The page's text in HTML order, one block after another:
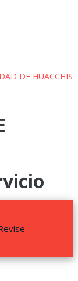
DE HUACCHIS